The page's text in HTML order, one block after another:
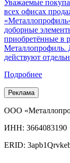
Уважаемые
всех офисах
доборные
приобретённые в
Металлопрофиль.
действуют
Подробнее
Реклама
ООО
ИНН: 3664083190
ERID: